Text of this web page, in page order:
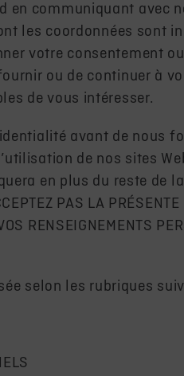
en communiquant avec
les coordonnées sont
votre consentement
ou de continuer à
de vous intéresser.
avant de nous
de nos sites
en plus du reste de
PAS LA PRÉSENTE
RENSEIGNEMENTS
selon les rubriques